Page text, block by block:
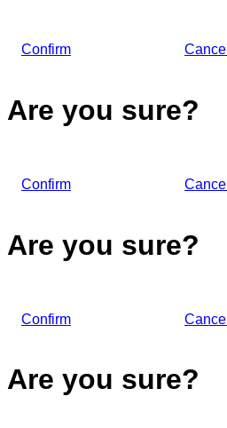
Confirm Cancel
Are you sure?
Confirm Cancel
Are you sure?
Confirm Cancel
Are you sure?